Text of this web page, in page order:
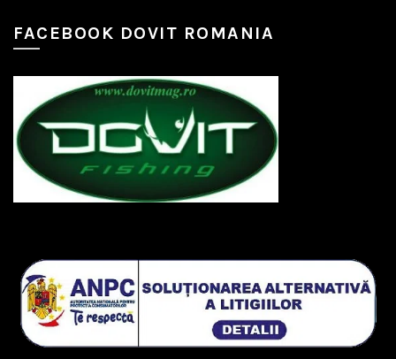
FACEBOOK DOVIT ROMANIA